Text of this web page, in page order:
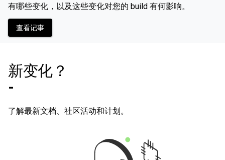
有哪些变化，以及这些变化对您的 build 有何影响。
查看记事
新变化？
-
了解最新文档、社区活动和计划。